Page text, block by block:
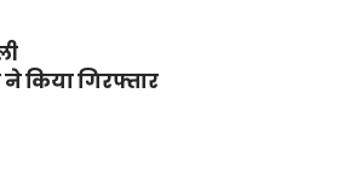
किया गिरफ्तार